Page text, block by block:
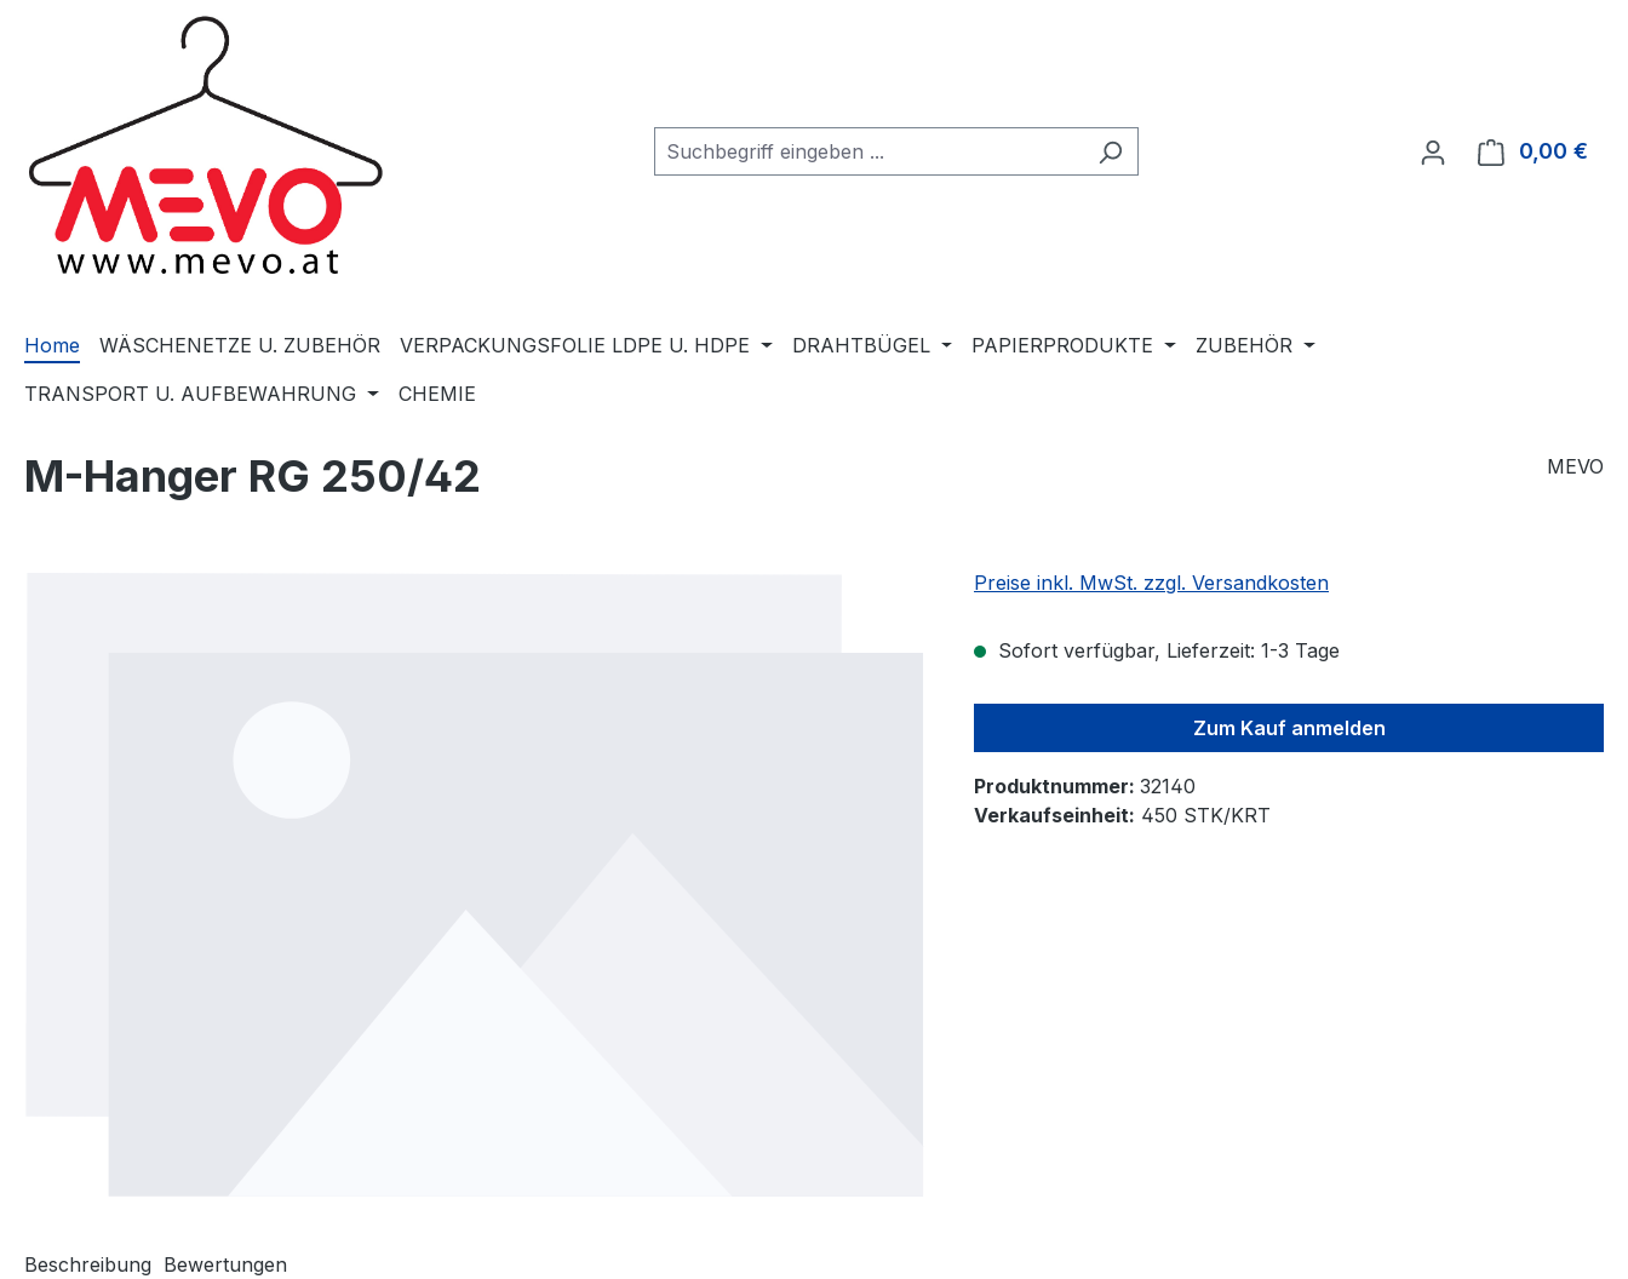
Zur Hauptnavigation springen
0,00 €
Home WÄSCHENETZE U. ZUBEHÖR VERPACKUNGSFOLIE LDPE U. HDPE DRAHTBÜGEL PAPIERPRODUKTE
ZUBEHÖR
TRANSPORT U. AUFBEWAHRUNG
CHEMIE
M-Hanger RG 250/42 MEVO
Preise inkl. MwSt. zzgl. Versandkosten
Sofort verfügbar, Lieferzeit: 1-3 Tage
Zum Kauf anmelden
Produktnummer: 32140
Verkaufseinheit: 450 STK/KRT
Beschreibung Bewertungen